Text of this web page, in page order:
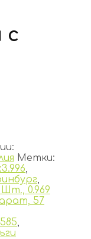
с
Метки:
,
,
0.969
57
,